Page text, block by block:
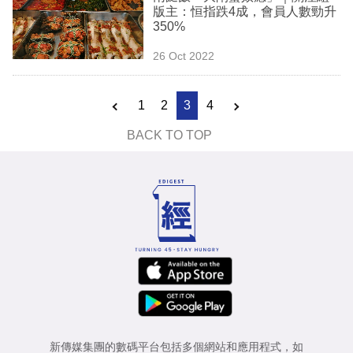
版主：恒指跌4成，會員人數勁升
350%
26 Oct 2022
1 2 3 4
BACK TO TOP
新傳媒集團的數碼平台包括多個網站和應用程式，如